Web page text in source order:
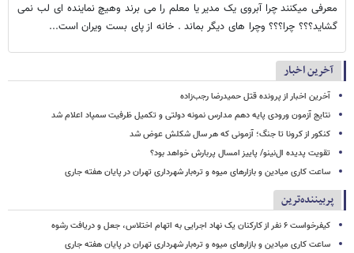
معرفی میکنند چرا آبروی یک مدیر یا معلم را می برند وهیچ نماینده ای لب نمی
گشاید؟؟؟ چرا؟؟؟ وچرا های دیگر بماند . خانه از پای بست ویران است...
آخرین اخبار
آخرین اخبار از پرونده قتل حمیدرضا رجب‌زاده
نتایج آزمون ورودی پایه دهم مدارس نمونه دولتی و تکمیل ظرفیت سمپاد اعلام شد
کنکور از کرونا تا جنگ؛ آزمونی که هر سال شکلش عوض شد
تقویت پدیده ال‌نینو/ پاییز امسال پربارش خواهد بود؟
ساعت کاری میادین و بازارهای میوه و تره‌بار شهرداری تهران در پایان هفته جاری
پربیننده‌ترین
کیفرخواست ۶ نفر از کارکنان یک نهاد اجرایی به اتهام اختلاس، جعل و دریافت رشوه
ساعت کاری میادین و بازارهای میوه و تره‌بار شهرداری تهران در پایان هفته جاری